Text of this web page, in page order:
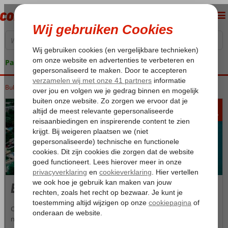
Pakketgarantie
Home
Bulgarije Zwarte Zee Bingoreizen Bulgarije
va 504 p.p.
Bingoreizen Bulgarije
Ontdek Bulgarije, waar een unieke combinatie van adembenemende
natuur, eeuwenoude cultuur, gouden zandstranden en een